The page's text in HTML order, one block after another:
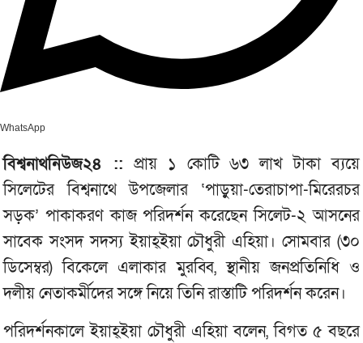
WhatsApp
বিশ্বনাথনিউজ২৪ :: প্রায় ১ কোটি ৬৩ লাখ টাকা ব্যয়ে
সিলেটের বিশ্বনাথে উপজেলার ‘পাড়ুয়া-তেরাচাপা-মিরেরচর
সড়ক’ পাকাকরণ কাজ পরিদর্শন করেছেন সিলেট-২ আসনের
সাবেক সংসদ সদস্য ইয়াহ্ইয়া চৌধুরী এহিয়া। সোমবার (৩০
ডিসেম্বর) বিকেলে এলাকার মুরব্বি, স্থানীয় জনপ্রতিনিধি ও
দলীয় নেতাকর্মীদের সঙ্গে নিয়ে তিনি রাস্তাটি পরিদর্শন করেন।
পরিদর্শনকালে ইয়াহ্ইয়া চৌধুরী এহিয়া বলেন, বিগত ৫ বছরে